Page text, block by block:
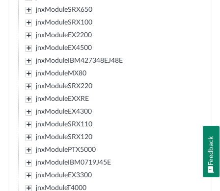
jnxModuleSRX650
jnxModuleSRX100
jnxModuleEX2200
jnxModuleEX4500
jnxModuleIBM427348EJ48E
jnxModuleMX80
jnxModuleSRX220
jnxModuleEXXRE
jnxModuleEX4300
jnxModuleSRX110
jnxModuleSRX120
jnxModulePTX5000
jnxModuleIBM0719J45E
jnxModuleEX3300
jnxModuleT4000
Feedback